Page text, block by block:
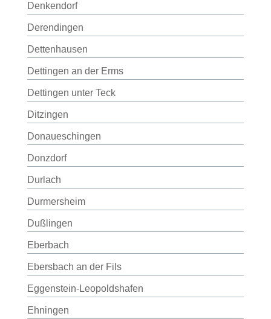
Denkendorf
Derendingen
Dettenhausen
Dettingen an der Erms
Dettingen unter Teck
Ditzingen
Donaueschingen
Donzdorf
Durlach
Durmersheim
Dußlingen
Eberbach
Ebersbach an der Fils
Eggenstein-Leopoldshafen
Ehningen